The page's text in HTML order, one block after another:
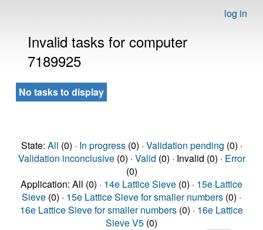
log in
Invalid tasks for computer
7189925
No tasks to display
State: All (0) · In progress(0) · Validation pending (0) ·
Validation inconclusive(0) · Valid (0) · Invalid (0) · Error
(0)
Application: All (0) · 14e Lattice Sieve (0) · 15e Lattice
Sieve (0) · 15e Lattice Sieve for smaller numbers (0) ·
16e Lattice Sieve for smaller numbers (0) · 16e Lattice
Sieve V5 (0)